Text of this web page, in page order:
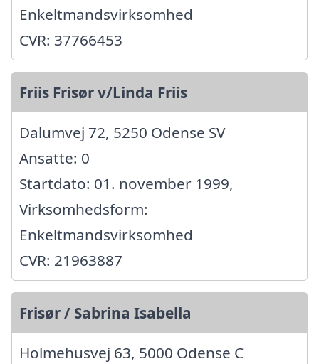
Enkeltmandsvirksomhed
CVR: 37766453
Friis Frisør v/Linda Friis
Dalumvej 72, 5250 Odense SV
Ansatte: 0
Startdato: 01. november 1999,
Virksomhedsform:
Enkeltmandsvirksomhed
CVR: 21963887
Frisør / Sabrina Isabella
Holmehusvej 63, 5000 Odense C